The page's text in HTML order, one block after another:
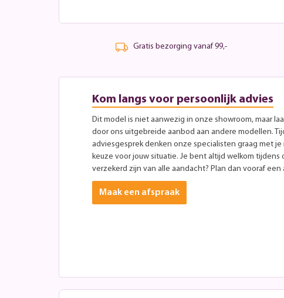
Gratis bezorging vanaf 99,-
Kom langs voor persoonlijk advies
Dit model is niet aanwezig in onze showroom, maar
door ons uitgebreide aanbod aan andere modellen.
adviesgesprek denken onze specialisten graag met
keuze voor jouw situatie. Je bent altijd welkom tijdens
verzekerd zijn van alle aandacht? Plan dan vooraf een
Maak een afspraak